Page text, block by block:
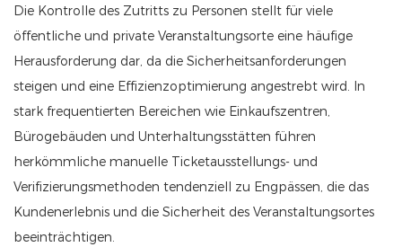
Die Kontrolle des Zutritts zu Personen stellt für viele
öffentliche und private Veranstaltungsorte eine häufige
Herausforderung dar, da die Sicherheitsanforderungen
steigen und eine Effizienzoptimierung angestrebt wird. In
stark frequentierten Bereichen wie Einkaufszentren,
Bürogebäuden und Unterhaltungsstätten führen
herkömmliche manuelle Ticketausstellungs- und
Verifizierungsmethoden tendenziell zu Engpässen, die das
Kundenerlebnis und die Sicherheit des Veranstaltungsortes
beeinträchtigen.